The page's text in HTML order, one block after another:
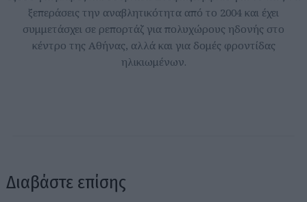
ξεπεράσεις την αναβλητικότητα από το 2004 και έχει
συμμετάσχει σε ρεπορτάζ για πολυχώρους ηδονής στο
κέντρο της Αθήνας, αλλά και για δομές φροντίδας
ηλικιωμένων.
Διαβάστε επίσης